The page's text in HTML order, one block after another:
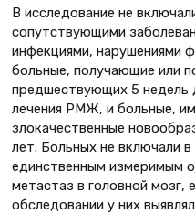
В исследование не
сопутствующими
инфекциями, нарушениями
больные, получающие или
предшествующих 5 недель
лечения РМЖ, и больные,
злокачественные
лет. Больных не включали
единственным измеримым
метастаз в головной мозг,
обследовании у них